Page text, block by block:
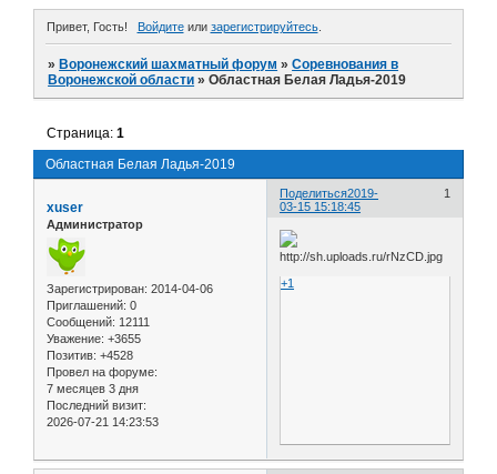
Привет, Гость! Войдитеили зарегистрируйтесь.
»Воронежский шахматный форум »Соревнования в
Воронежской области »Областная Белая Ладья-2019
Областная Белая Ладья-2019
Страница:1
Поделиться 1
2019-
03-15 15:18:45
xuser
Администратор
Зарегистрирован: 2014-04-06
Приглашений: 0
Сообщений: 12111
Уважение: +3655
Позитив: +4528
Провел на форуме:
7 месяцев 3 дня
Последний визит:
2026-07-21 14:23:53
+1